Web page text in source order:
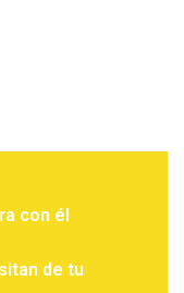
con él
de tu